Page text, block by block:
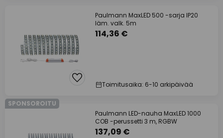
Paulmann MaxLED 500 -sarja IP20
läm. valk. 5m
114,36 €
Toimitusaika: 6-10 arkipäivää
SPONSOROITU
Paulmann LED-nauha MaxLED 1000
COB -perussetti 3 m, RGBW
137,09 €